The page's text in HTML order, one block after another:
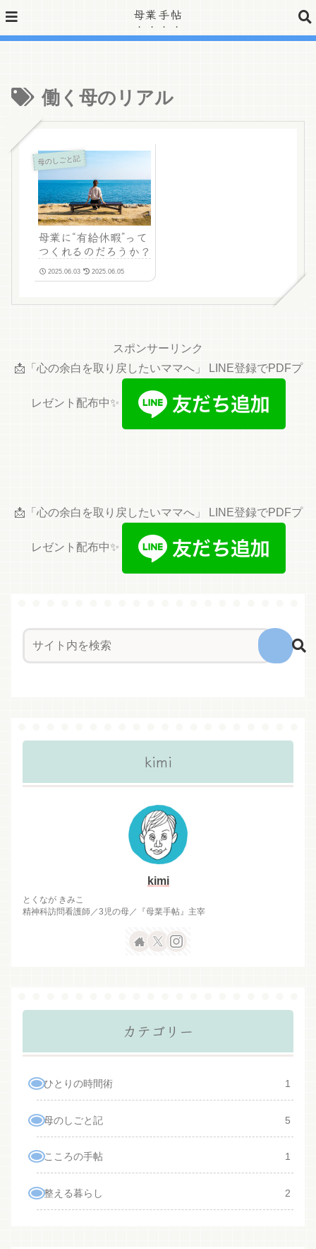
»公式Twitter開設しました
働く母のリアル
母のしごと記
母業に“有給休暇”って
つくれるのだろうか？
2025.06.03 2025.06.05
スポンサーリンク
📩「心の余白を取り戻したいママへ」 LINE登録でPDFプ
レゼント配布中✨
📩「心の余白を取り戻したいママへ」 LINE登録でPDFプ
レゼント配布中✨
kimi
kimi
とくなが きみこ
精神科訪問看護師／3児の母／『母業手帖』主宰
カテゴリー
ひとりの時間術 1
母のしごと記 5
こころの手帖 1
整える暮らし 2
母業手帖